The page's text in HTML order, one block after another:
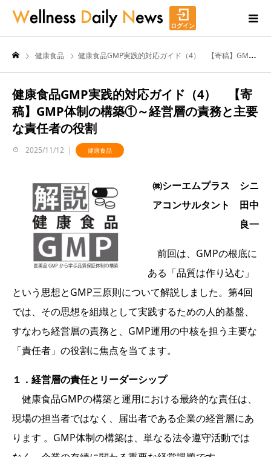
ログイン
健康食品 健康食品GMP実践的対応ガイド（4） 【寄稿】GMP体制の構築①～経営層の責務と主要な責任者の役割
健康食品GMP実践的対応ガイド（4） 【寄
稿】GMP体制の構築①～経営層の責務と主要
な責任者の役割
2025/11/12 健康食品
㈱シーエムプラス シニ
アコンサルタント 田中
良一
前回は、GMPの根底に
ある「品質は作り込む」
という思想とGMP三原則について解説しました。第4回
では、その思想を組織として実践するための人的基盤、
すなわち経営層の責務と、GMP運用の中核を担う主要な
「責任者」の役割に焦点を当てます。
１． 経営層の責任とリーダーシップ
健康食品GMPの構築と運用における最終的な責任は、
現場の担当者ではなく、届出者である企業の経営層にあ
ります 。GMP体制の構築は、単なる法令遵守活動では